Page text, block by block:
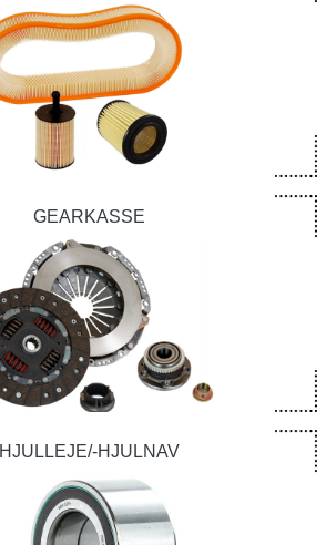
GEARKASSE
HJULLEJE/-HJULNAV